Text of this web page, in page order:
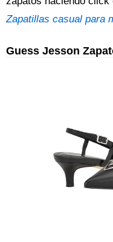
Zapatillas casual para
Guess Jesson